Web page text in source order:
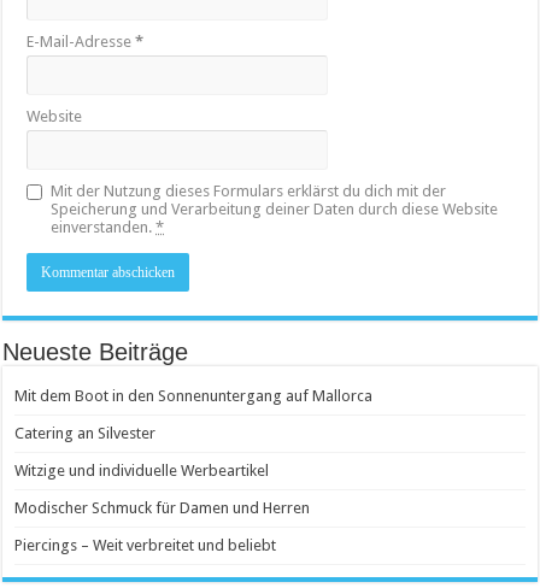
E-Mail-Adresse*
Website
Mit der Nutzung dieses Formulars erklärst du dich mit der
Speicherung und Verarbeitung deiner Daten durch diese Website
einverstanden.*
Neueste Beiträge
Mit dem Boot in den Sonnenuntergang auf Mallorca
Catering an Silvester
Witzige und individuelle Werbeartikel
Modischer Schmuck für Damen und Herren
Piercings – Weit verbreitet und beliebt